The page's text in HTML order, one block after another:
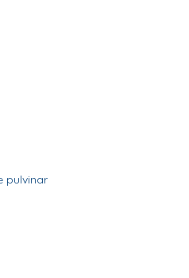
pulvinar